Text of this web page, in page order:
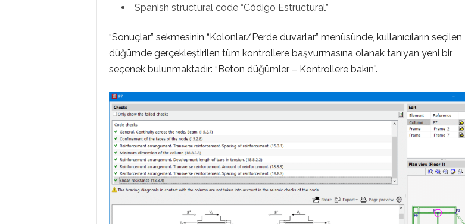
Spanish structural code “Código Estructural”
“Sonuçlar” sekmesinin “Kolonlar/Perde duvarlar” menüsünde, kullanıcıların seçilen
düğümde gerçekleştirilen tüm kontrollere başvurmasına olanak tanıyan yeni bir
seçenek bulunmaktadır: “Beton düğümler – Kontrollere bakın”.